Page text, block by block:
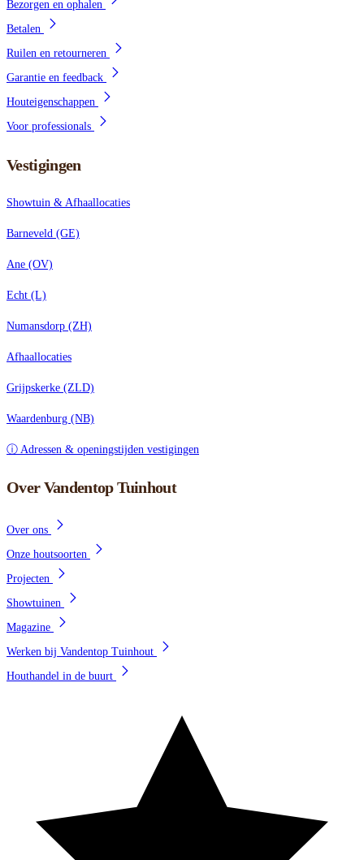
Bezorgen en ophalen
Betalen
Ruilen en retourneren
Garantie en feedback
Houteigenschappen
Voor professionals
Vestigingen
Showtuin & Afhaallocaties
Barneveld (GE)
Ane (OV)
Echt (L)
Numansdorp (ZH)
Afhaallocaties
Grijpskerke (ZLD)
Waardenburg (NB)
ⓘ Adressen & openingstijden vestigingen
Over Vandentop Tuinhout
Over ons
Onze houtsoorten
Projecten
Showtuinen
Magazine
Werken bij Vandentop Tuinhout
Houthandel in de buurt